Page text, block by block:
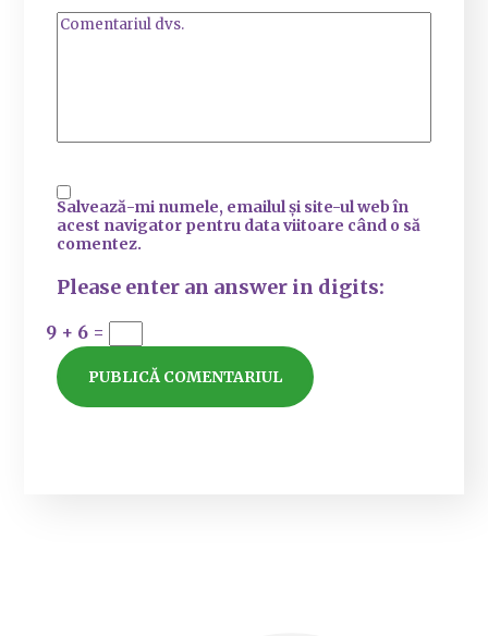
Salvează-mi numele, emailul și site-ul web în
acest navigator pentru data viitoare când o să
comentez.
Please enter an answer in digits:
9 + 6 =